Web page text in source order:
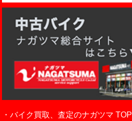
バイク買取、査定のナガツマ TOP